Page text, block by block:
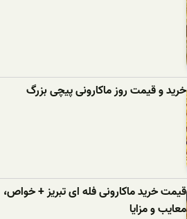
خرید و قیمت روز ماکارونی پیچی بزرگ
قیمت خرید ماکارونی فله ای تبریز + خواص،
معایب و مزایا